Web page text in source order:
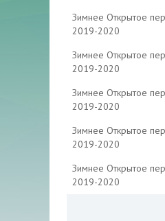
Зимнее Открытое
2019-2020
Зимнее Открытое
2019-2020
Зимнее Открытое
2019-2020
Зимнее Открытое
2019-2020
Зимнее Открытое
2019-2020